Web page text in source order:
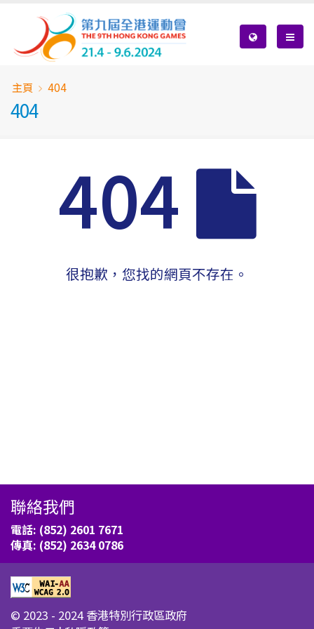
content
Breadcrumb
主頁 404
404
404
很抱歉，您找的網頁不存在。
聯絡我們
電話: (852) 2601 7671
傳真: (852) 2634 0786
© 2023 - 2024 香港特別行政區政府